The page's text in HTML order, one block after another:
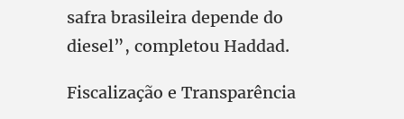
safra brasileira depende do
diesel”, completou Haddad.
Fiscalização e Transparência